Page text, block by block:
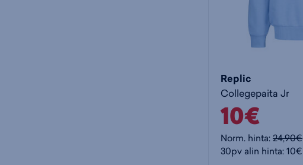
Replic
Collegepaita Jr
10€
Norm. hinta:24,90€
30pv alin hinta: 10€